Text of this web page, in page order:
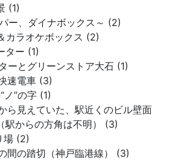
(1)
ー、ダイナボックス～ (2)
カラオケボックス (2)
ター (1)
ーとグリーンストア大石 (1)
速電車 (3)
”の字 (1)
ら見えていた、駅近くのビル壁面
駅からの方角は不明） (3)
場 (2)
間の踏切（神戸臨港線） (3)